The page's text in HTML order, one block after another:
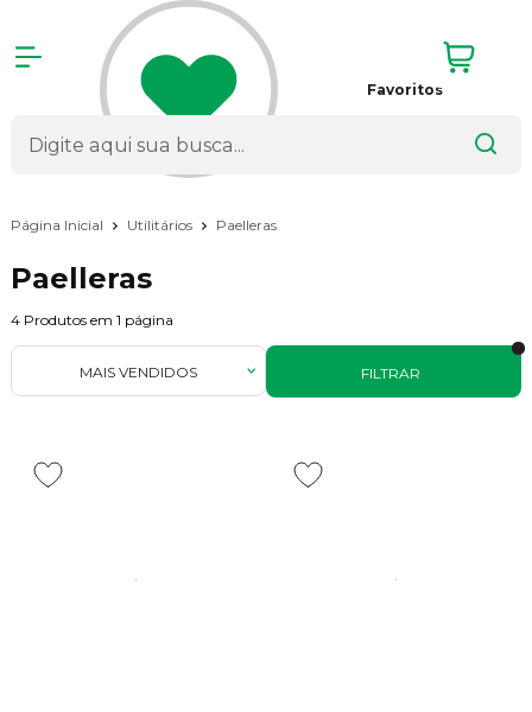
Favoritos
Página Inicial Utilitários Paelleras
Paelleras
4 Produtos em 1 página
FILTRAR
MAIS VENDIDOS